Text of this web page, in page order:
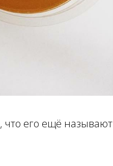
что его ещё называют